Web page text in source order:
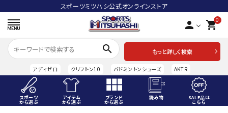
スポーツミツハシ公式オンラインストア
person 0
shopping_cart
search
もっと詳しく検索
アディゼロ クリフトン10 バドミントンシューズ AKTR
スポーツ
から選ぶ
アイテム
から選ぶ
ブランド
から選ぶ
読み物 SALE品は
こちら